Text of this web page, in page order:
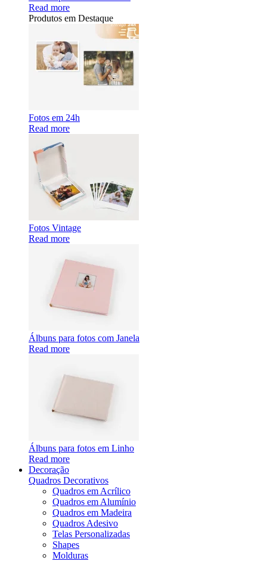
Read more
Produtos em Destaque
Fotos em 24h
Read more
Fotos Vintage
Read more
Álbuns para fotos com Janela
Read more
Álbuns para fotos em Linho
Read more
Decoração
Quadros Decorativos
Quadros em Acrílico
Quadros em Alumínio
Quadros em Madeira
Quadros Adesivo
Telas Personalizadas
Shapes
Molduras